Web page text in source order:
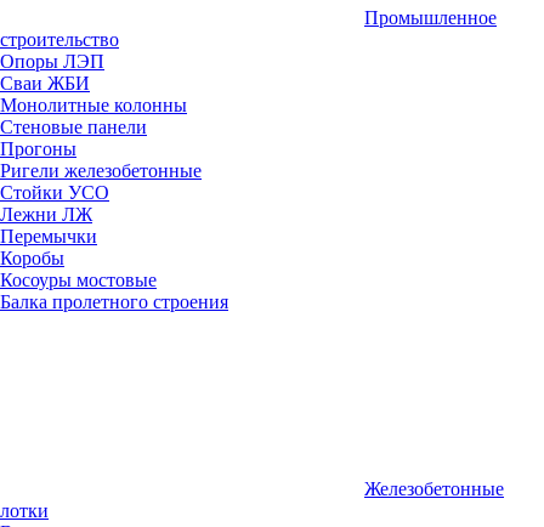
Промышленное
строительство
Опоры ЛЭП
Сваи ЖБИ
Монолитные колонны
Стеновые панели
Прогоны
Ригели железобетонные
Стойки УСО
Лежни ЛЖ
Перемычки
Коробы
Косоуры мостовые
Балка пролетного строения
Железобетонные
лотки